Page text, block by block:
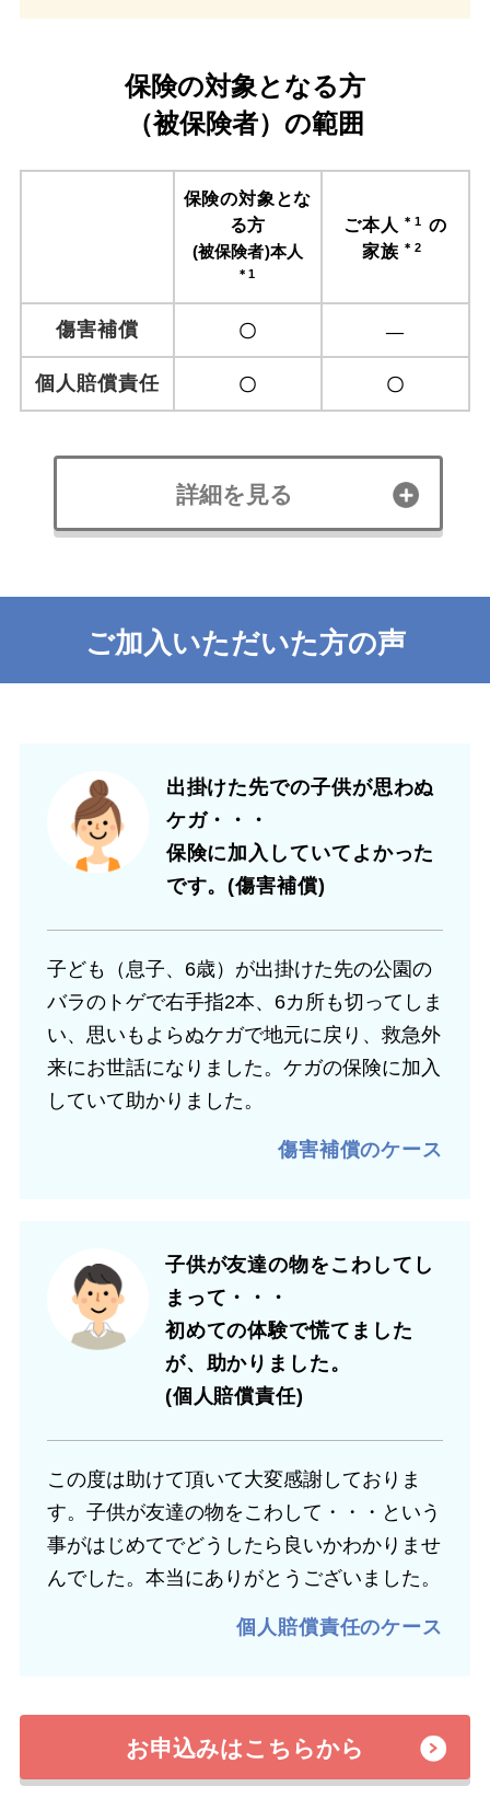
保険の対象となる方
（被保険者）の範囲
保険の対象とな
る方
(被保険者)本人
ご本人
の
家族
傷害補償 〇 ―
個人賠償責任 〇 〇
詳細を見る
ご加入いただいた方の声
出掛けた先での子供が思わぬ
ケガ・・・
保険に加入していてよかった
です。(傷害補償)
子ども（息子、6歳）が出掛けた先の公園の
バラのトゲで右手指2本、6カ所も切ってしま
い、思いもよらぬケガで地元に戻り、救急外
来にお世話になりました。ケガの保険に加入
していて助かりました。
傷害補償のケース
子供が友達の物をこわしてし
まって・・・
初めての体験で慌てました
が、助かりました。
(個人賠償責任)
この度は助けて頂いて大変感謝しておりま
す。子供が友達の物をこわして・・・という
事がはじめてでどうしたら良いかわかりませ
んでした。本当にありがとうございました。
個人賠償責任のケース
お申込みはこちらから